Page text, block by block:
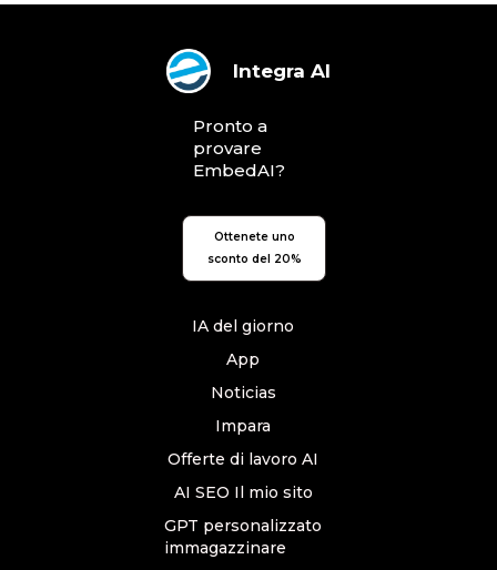
Integra AI
Pronto a
provare
EmbedAI?
Ottenete uno
sconto del 20%
IA del giorno
App
Noticias
Impara
Offerte di lavoro AI
AI SEO Il mio sito
GPT personalizzato
immagazzinare